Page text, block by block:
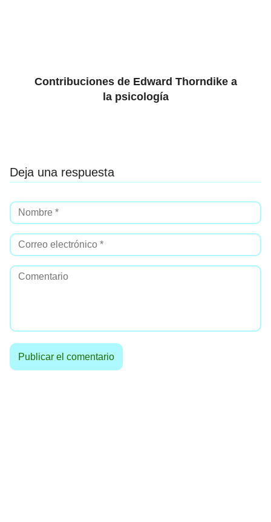
Contribuciones de Edward Thorndike a
la psicología
Deja una respuesta